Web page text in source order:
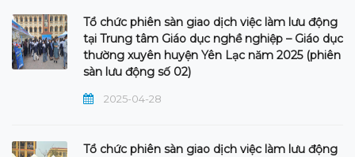
Tổ chức phiên sàn giao dịch việc làm lưu động
tại Trung tâm Giáo dục nghề nghiệp – Giáo dục
thường xuyên huyện Yên Lạc năm 2025 (phiên
sàn lưu động số 02)
2025-04-28
Tổ chức phiên sàn giao dịch việc làm lưu động